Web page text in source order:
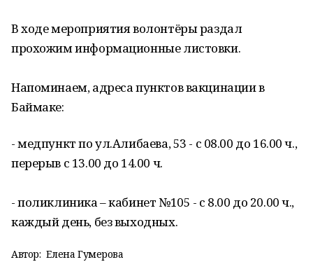
В ходе мероприятия волонтёры раздал
прохожим информационные листовки.
Напоминаем, адреса пунктов вакцинации в
Баймаке:
- медпункт по ул.Алибаева, 53 - с 08.00 до 16.00 ч.,
перерыв с 13.00 до 14.00 ч.
- поликлиника – кабинет №105 - с 8.00 до 20.00 ч.,
каждый день, без выходных.
Автор: Елена Гумерова